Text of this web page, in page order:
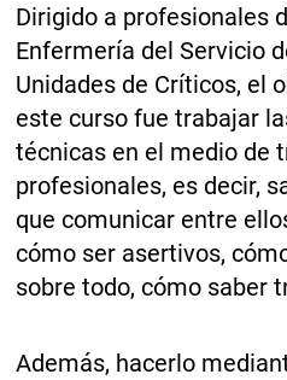
Dirigido a profesionales
Enfermería del Servicio
Unidades de Críticos, el
este curso fue trabajar
técnicas en el medio de
profesionales, es decir,
que comunicar entre
cómo ser asertivos,
sobre todo, cómo saber
Además, hacerlo